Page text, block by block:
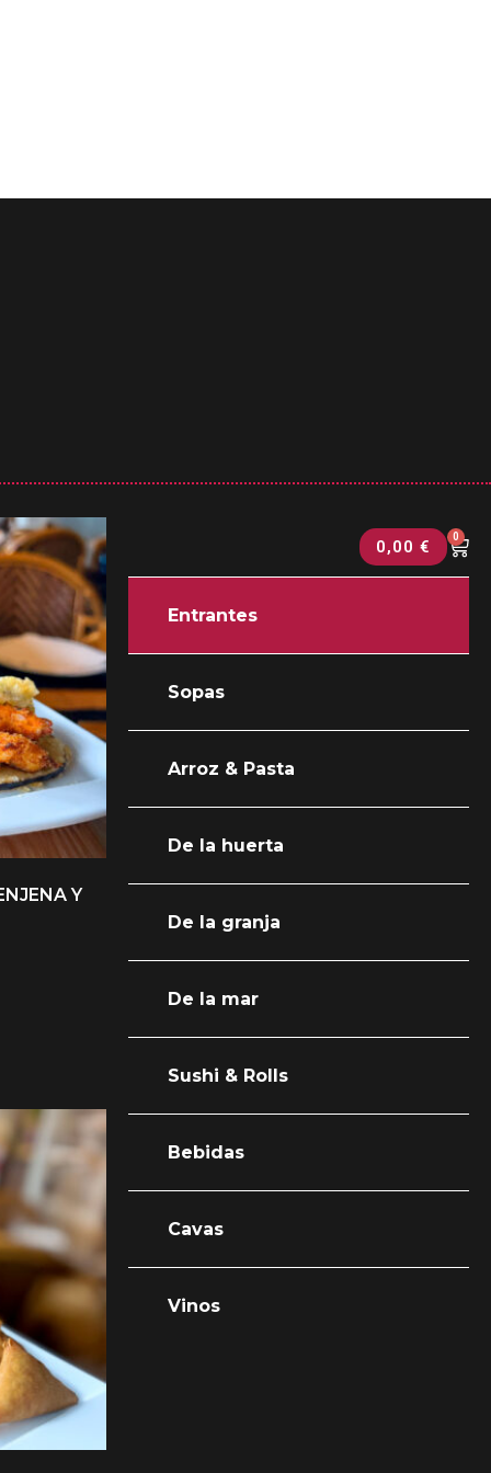
Y
0,00 €
0
Entrantes
Sopas
Arroz & Pasta
De la huerta
De la granja
De la mar
Sushi & Rolls
Bebidas
Cavas
Vinos